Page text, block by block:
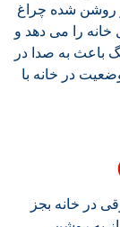
روشن شده چراغ
خانه را می دهد و
باعث به صدا در
در خانه با
در خانه بجز